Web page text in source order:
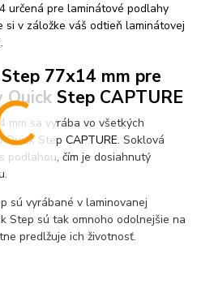
určená pre laminátové podlahy
si v záložke váš odtieň laminátovej
77x14 mm pre
Step CAPTURE
mm sa vyrába vo všetkých
Quick StepCAPTURE. Soklová
čím je dosiahnutý
sú vyrábané v laminovanej
Step sú tak omnoho odolnejšie na
predlžuje ich životnosť.